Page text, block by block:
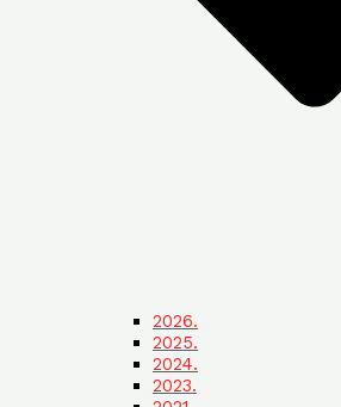
2026.
2025.
2024.
2023.